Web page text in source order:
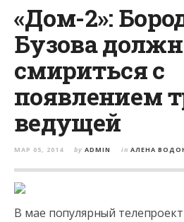
«Дом-2»:
Бузова
смириться с
появлением
ведущей
МАР 05, 2014 by ADMIN in АЛЕНА
В мае популярный